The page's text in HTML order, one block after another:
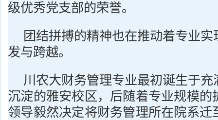
级优秀党支部的荣誉。
团结拼搏的精神也在推动着专业
发与跨越。
川农大财务管理专业最初诞生于
沉淀的雅安校区，后随着专业规模的
领导毅然决定将财务管理所在院系迁